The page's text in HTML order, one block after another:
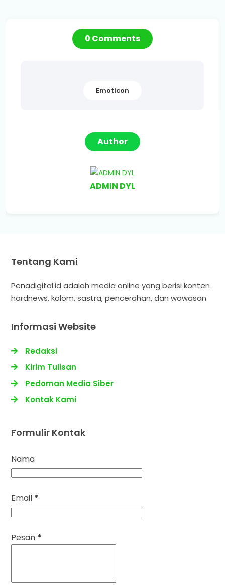
0 Comments
Emoticon
Author
ADMIN DYL
Tentang Kami
Penadigital.id adalah media online yang berisi konten
hardnews, kolom, sastra, pencerahan, dan wawasan
Informasi Website
Redaksi
Kirim Tulisan
Pedoman Media Siber
Kontak Kami
Formulir Kontak
Nama
Email *
Pesan *